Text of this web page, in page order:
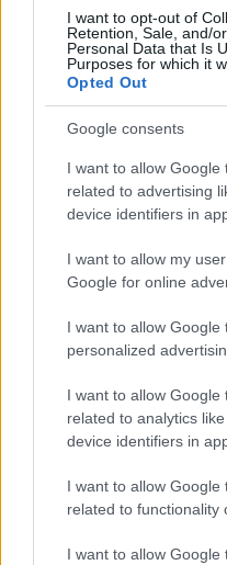
I want to opt-out of
Retention, Sale, and/
Personal Data that Is
Purposes for which it
Opted Out
Google consents
I want to allow Google
related to advertising
device identifiers in
I want to allow my
Google for online
I want to allow Google
personalized
I want to allow Google
related to analytics
device identifiers in
I want to allow Google
related to functionality
I want to allow Google
A mesélők között
nyelvet.Faragó András
színdarabban,
is többször
nyomában és a Nárnia
mond még: finnülHeli
franciául
Nathalie
dánulVigga Bro
de BúrcaÍrországból,
Hollandiából, németül
Ausztriából és Suse
Az Európai Nyelvek
Goethe Intézet
mese szárnyán
forrás: Avantgarde